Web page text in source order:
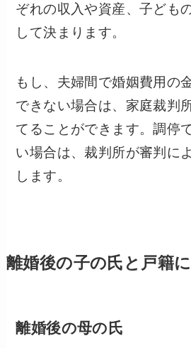
ぞれの収入や資産、子ども
して決まります。
もし、夫婦間で婚姻費用の
できない場合は、家庭裁判
てることができます。調停
い場合は、裁判所が審判に
します。
離婚後の子の氏と戸籍
離婚後の母の氏